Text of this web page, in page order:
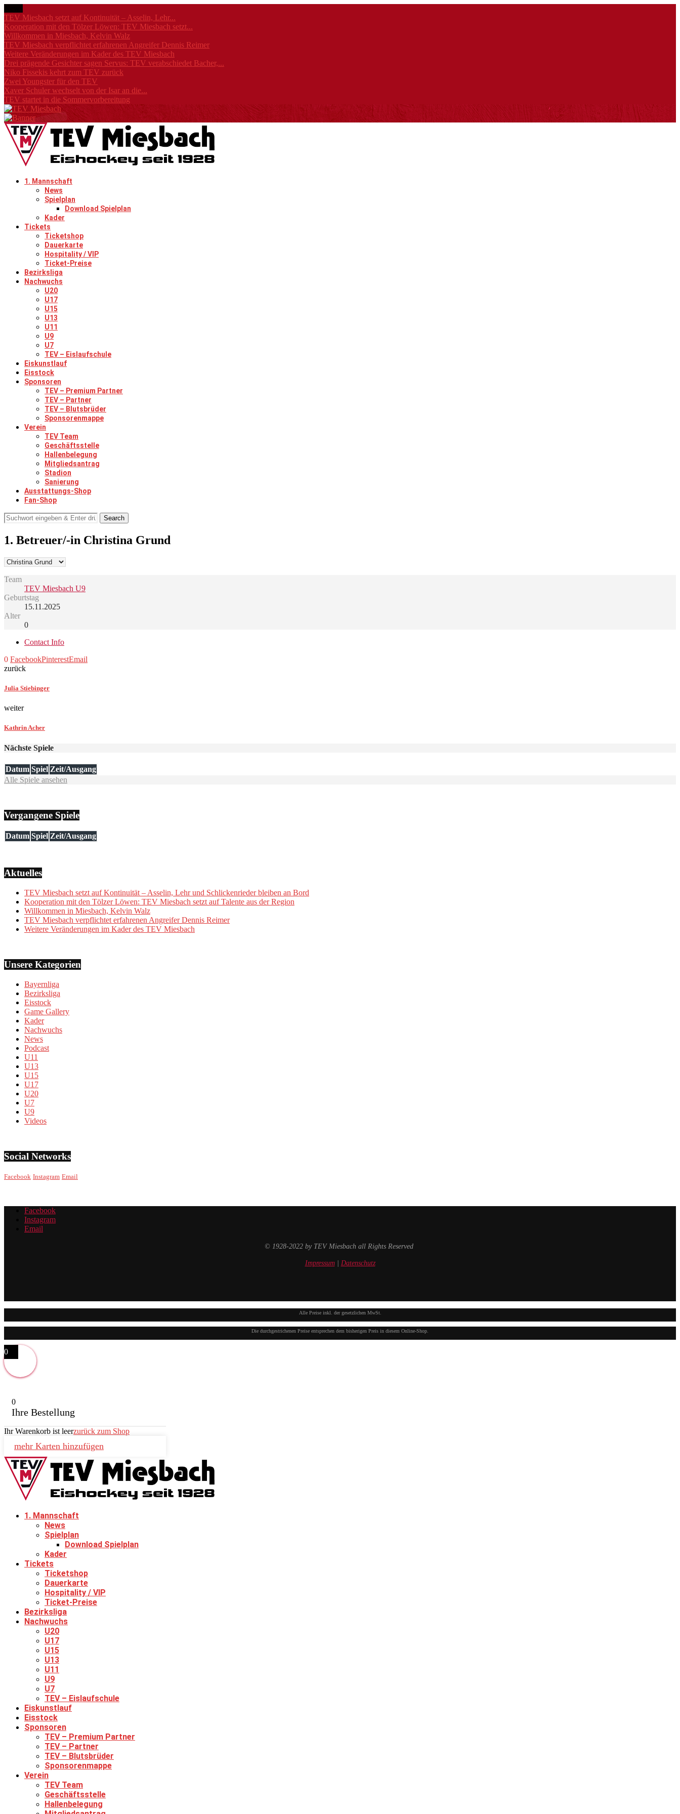
TEV Miesbach setzt auf Kontinuität – Asselin, Lehr...
Kooperation mit den Tölzer Löwen: TEV Miesbach setzt...
Willkommen in Miesbach, Kelvin Walz
TEV Miesbach verpflichtet erfahrenen Angreifer Dennis Reimer
Weitere Veränderungen im Kader des TEV Miesbach
Drei prägende Gesichter sagen Servus: TEV verabschiedet Bacher,...
Niko Fissekis kehrt zum TEV zurück
Zwei Youngster für den TEV
Xaver Schuler wechselt von der Isar an die...
TEV startet in die Sommervorbereitung
1. Mannschaft
News
Spielplan
Download Spielplan
Kader
Tickets
Ticketshop
Dauerkarte
Hospitality / VIP
Ticket-Preise
Bezirksliga
Nachwuchs
U20
U17
U15
U13
U11
U9
U7
TEV – Eislaufschule
Eiskunstlauf
Eisstock
Sponsoren
TEV – Premium Partner
TEV – Partner
TEV – Blutsbrüder
Sponsorenmappe
Verein
TEV Team
Geschäftsstelle
Hallenbelegung
Mitgliedsantrag
Stadion
Sanierung
Ausstattungs-Shop
Fan-Shop
Search
1. Betreuer/-in Christina Grund
Team
TEV Miesbach U9
Geburtstag
15.11.2025
Alter
0
Contact Info
0 FacebookPinterestEmail
zurück
Julia Stiebinger
weiter
Kathrin Acher
Nächste Spiele
Datum Spiel Zeit/Ausgang
Alle Spiele ansehen
Vergangene Spiele
Datum Spiel Zeit/Ausgang
Aktuelles
TEV Miesbach setzt auf Kontinuität – Asselin, Lehr und Schlickenrieder bleiben an Bord
Kooperation mit den Tölzer Löwen: TEV Miesbach setzt auf Talente aus der Region
Willkommen in Miesbach, Kelvin Walz
TEV Miesbach verpflichtet erfahrenen Angreifer Dennis Reimer
Weitere Veränderungen im Kader des TEV Miesbach
Unsere Kategorien
Bayernliga
Bezirksliga
Eisstock
Game Gallery
Kader
Nachwuchs
News
Podcast
U11
U13
U15
U17
U20
U7
U9
Videos
Social Networks
Facebook Instagram Email
Facebook
Instagram
Email
© 1928-2022 by TEV Miesbach all Rights Reserved
Impressum| Datenschutz
Alle Preise inkl. der gesetzlichen MwSt.
Die durchgestrichenen Preise entsprechen dem bisherigen Preis in diesem Online-Shop.
0
0
Ihre Bestellung
Ihr Warenkorb ist leerzurück zum Shop
mehr Karten hinzufügen
1. Mannschaft
News
Spielplan
Download Spielplan
Kader
Tickets
Ticketshop
Dauerkarte
Hospitality / VIP
Ticket-Preise
Bezirksliga
Nachwuchs
U20
U17
U15
U13
U11
U9
U7
TEV – Eislaufschule
Eiskunstlauf
Eisstock
Sponsoren
TEV – Premium Partner
TEV – Partner
TEV – Blutsbrüder
Sponsorenmappe
Verein
TEV Team
Geschäftsstelle
Hallenbelegung